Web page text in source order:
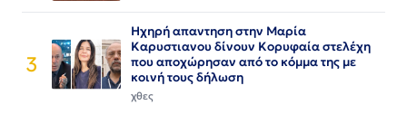
3
Ηχηρή απαντηση στην Μαρία
Καρυστιανου δίνουν Κορυφαία στελέχη
που αποχώρησαν από το κόμμα της με
κοινή τους δήλωση
χθες